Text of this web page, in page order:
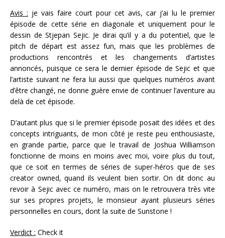
Avis : je vais faire court pour cet avis, car j’ai lu le premier
épisode de cette série en diagonale et uniquement pour le
dessin de Stjepan Sejic. Je dirai qu’il y a du potentiel, que le
pitch de départ est assez fun, mais que les problèmes de
productions rencontrés et les changements d’artistes
annoncés, puisque ce sera le dernier épisode de Sejic et que
l’artiste suivant ne fera lui aussi que quelques numéros avant
d’être changé, ne donne guère envie de continuer l’aventure au
delà de cet épisode.
D’autant plus que si le premier épisode posait des idées et des
concepts intriguants, de mon côté je reste peu enthousiaste,
en grande partie, parce que le travail de Joshua Williamson
fonctionne de moins en moins avec moi, voire plus du tout,
que ce soit en termes de séries de super-héros que de ses
creator owned, quand ils veulent bien sortir. On dit donc au
revoir à Sejic avec ce numéro, mais on le retrouvera très vite
sur ses propres projets, le monsieur ayant plusieurs séries
personnelles en cours, dont la suite de Sunstone !
Verdict : Check it